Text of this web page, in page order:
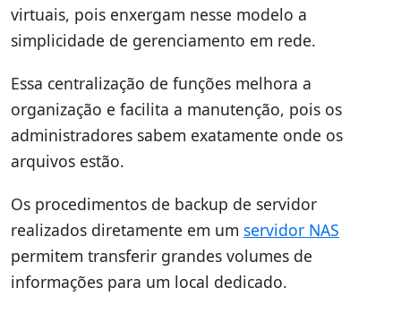
virtuais, pois enxergam nesse modelo a
simplicidade de gerenciamento em rede.
Essa centralização de funções melhora a
organização e facilita a manutenção, pois os
administradores sabem exatamente onde os
arquivos estão.
Os procedimentos de backup de servidor
realizados diretamente em um servidor NAS
permitem transferir grandes volumes de
informações para um local dedicado.